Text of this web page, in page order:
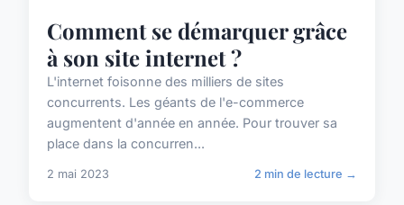
Comment se démarquer grâce
à son site internet ?
L'internet foisonne des milliers de sites
concurrents. Les géants de l'e-commerce
augmentent d'année en année. Pour trouver sa
place dans la concurren...
2 mai 2023 2 min de lecture →